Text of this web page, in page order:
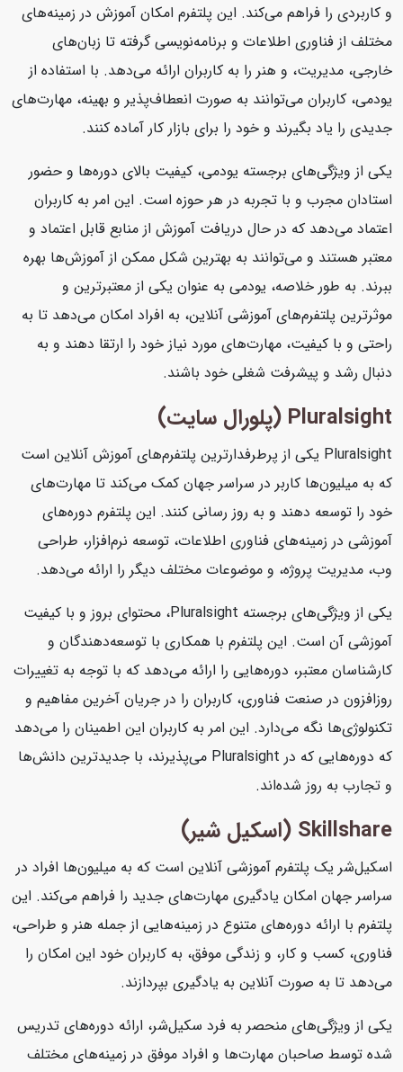
و کاربردی را فراهم می‌کند. این پلتفرم امکان آموزش در زمینه‌های
مختلف از فناوری اطلاعات و برنامه‌نویسی گرفته تا زبان‌های
خارجی، مدیریت، و هنر را به کاربران ارائه می‌دهد. با استفاده از
یودمی، کاربران می‌توانند به صورت انعطاف‌پذیر و بهینه، مهارت‌های
جدیدی را یاد بگیرند و خود را برای بازار کار آماده کنند.
یکی از ویژگی‌های برجسته یودمی، کیفیت بالای دوره‌ها و حضور
استادان مجرب و با تجربه در هر حوزه است. این امر به کاربران
اعتماد می‌دهد که در حال دریافت آموزش از منابع قابل اعتماد و
معتبر هستند و می‌توانند به بهترین شکل ممکن از آموزش‌ها بهره
ببرند. به طور خلاصه، یودمی به عنوان یکی از معتبرترین و
موثرترین پلتفرم‌های آموزشی آنلاین، به افراد امکان می‌دهد تا به
راحتی و با کیفیت، مهارت‌های مورد نیاز خود را ارتقا دهند و به
دنبال رشد و پیشرفت شغلی خود باشند.
Pluralsight (پلورال سایت)
Pluralsight یکی از پرطرفدارترین پلتفرم‌های آموزش آنلاین است
که به میلیون‌ها کاربر در سراسر جهان کمک می‌کند تا مهارت‌های
خود را توسعه دهند و به روز رسانی کنند. این پلتفرم دوره‌های
آموزشی در زمینه‌های فناوری اطلاعات، توسعه نرم‌افزار، طراحی
وب، مدیریت پروژه، و موضوعات مختلف دیگر را ارائه می‌دهد.
یکی از ویژگی‌های برجسته Pluralsight، محتوای بروز و با کیفیت
آموزشی آن است. این پلتفرم با همکاری با توسعه‌دهندگان و
کارشناسان معتبر، دوره‌هایی را ارائه می‌دهد که با توجه به تغییرات
روزافزون در صنعت فناوری، کاربران را در جریان آخرین مفاهیم و
تکنولوژی‌ها نگه می‌دارد. این امر به کاربران این اطمینان را می‌دهد
که دوره‌هایی که در Pluralsight می‌پذیرند، با جدیدترین دانش‌ها
و تجارب به روز شده‌اند.
Skillshare (اسکیل شیر)
اسکیل‌شر یک پلتفرم آموزشی آنلاین است که به میلیون‌ها افراد در
سراسر جهان امکان یادگیری مهارت‌های جدید را فراهم می‌کند. این
پلتفرم با ارائه دوره‌های متنوع در زمینه‌هایی از جمله هنر و طراحی،
فناوری، کسب و کار، و زندگی موفق، به کاربران خود این امکان را
می‌دهد تا به صورت آنلاین به یادگیری بپردازند.
یکی از ویژگی‌های منحصر به فرد سکیل‌شر، ارائه دوره‌های تدریس
شده توسط صاحبان مهارت‌ها و افراد موفق در زمینه‌های مختلف